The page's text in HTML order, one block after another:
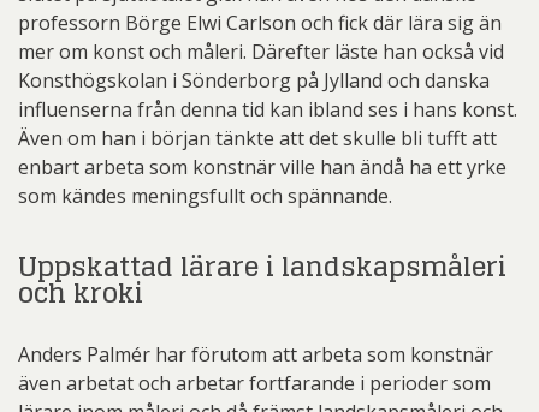
professorn Börge Elwi Carlson och fick där lära sig än
mer om konst och måleri. Därefter läste han också vid
Konsthögskolan i Sönderborg på Jylland och danska
influenserna från denna tid kan ibland ses i hans konst.
Även om han i början tänkte att det skulle bli tufft att
enbart arbeta som konstnär ville han ändå ha ett yrke
som kändes meningsfullt och spännande.
Uppskattad lärare i landskapsmåleri
och kroki
Anders Palmér har förutom att arbeta som konstnär
även arbetat och arbetar fortfarande i perioder som